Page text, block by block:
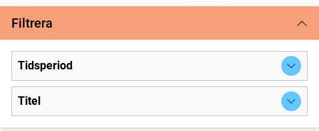
Filtrera
Tidsperiod
Titel